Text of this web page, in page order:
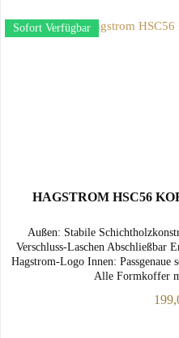
Sofort Verfügbar
HAGSTROM HSC56
Außen: Stabile
Verschluss-Laschen
Hagstrom-Logo Innen: Passgenaue
Alle Formkoffer